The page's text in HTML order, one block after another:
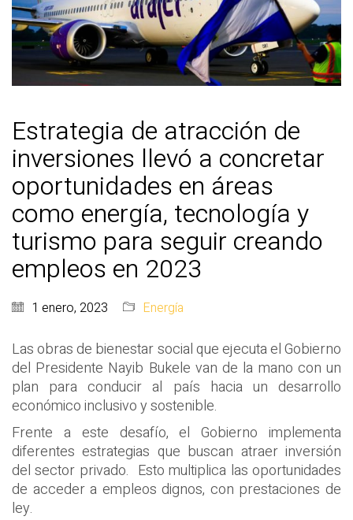
Estrategia de atracción de
inversiones llevó a concretar
oportunidades en áreas
como energía, tecnología y
turismo para seguir creando
empleos en 2023
1 enero, 2023 Energía
Las obras de bienestar social que ejecuta el Gobierno
del Presidente Nayib Bukele van de la mano con un
plan para conducir al país hacia un desarrollo
económico inclusivo y sostenible.
Frente a este desafío, el Gobierno implementa
diferentes estrategias que buscan atraer inversión
del sector privado. Esto multiplica las oportunidades
de acceder a empleos dignos, con prestaciones de
ley.